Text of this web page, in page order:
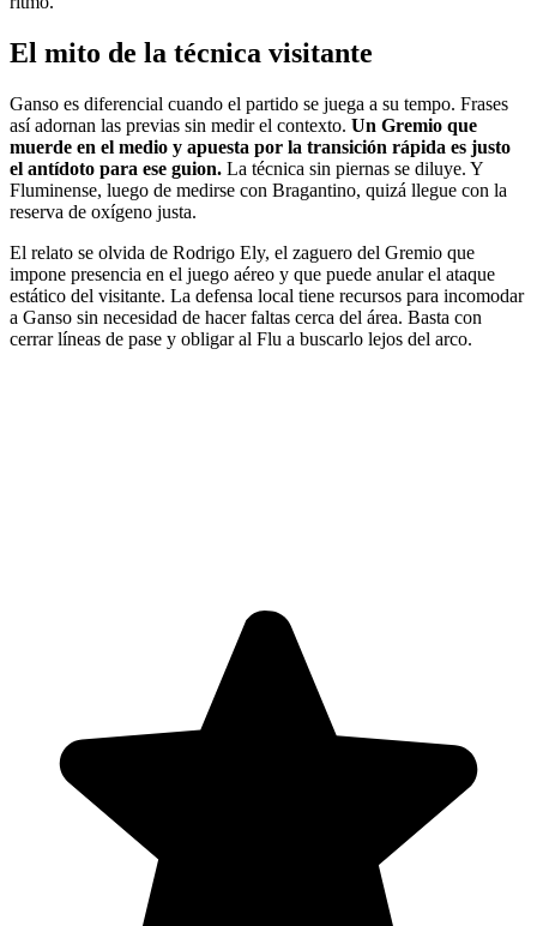
El mito de la técnica visitante
Ganso es diferencial cuando el partido se juega a su tempo. Frases
así adornan las previas sin medir el contexto. Un Gremio que
muerde en el medio y apuesta por la transición rápida es justo
el antídoto para ese guion. La técnica sin piernas se diluye. Y
Fluminense, luego de medirse con Bragantino, quizá llegue con la
reserva de oxígeno justa.
El relato se olvida de Rodrigo Ely, el zaguero del Gremio que
impone presencia en el juego aéreo y que puede anular el ataque
estático del visitante. La defensa local tiene recursos para incomodar
a Ganso sin necesidad de hacer faltas cerca del área. Basta con
cerrar líneas de pase y obligar al Flu a buscarlo lejos del arco.